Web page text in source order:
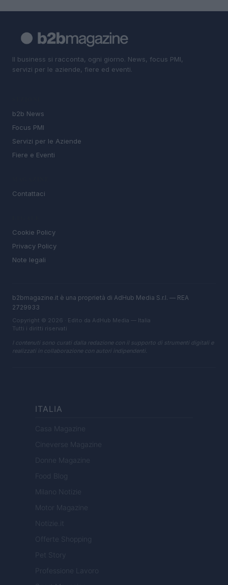
Il business si racconta, ogni giorno. News, focus PMI,
servizi per le aziende, fiere ed eventi.
b2b News
Focus PMI
Servizi per le Aziende
Fiere e Eventi
Contattaci
Cookie Policy
Privacy Policy
Note legali
b2bmagazine.it è una proprietà di AdHub Media S.r.l. — REA
2729933
Copyright © 2026 · Edito da AdHub Media — Italia
Tutti i diritti riservati
I contenuti sono curati dalla redazione con il supporto di strumenti digitali e
realizzati in collaborazione con autori indipendenti.
ITALIA
Casa Magazine
Cineverse Magazine
Donne Magazine
Food Blog
Milano Notizie
Motor Magazine
Notizie.it
Offerte Shopping
Pet Story
Professione Lavoro